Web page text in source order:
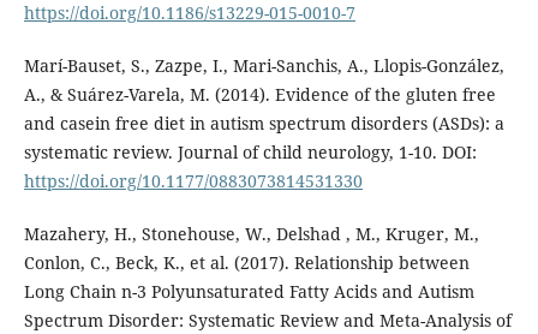
https://doi.org/10.1186/s13229-015-0010-7
Marí-Bauset, S., Zazpe, I., Mari-Sanchis, A., Llopis-González,
A., & Suárez-Varela, M. (2014). Evidence of the gluten free
and casein free diet in autism spectrum disorders (ASDs): a
systematic review. Journal of child neurology, 1-10. DOI:
https://doi.org/10.1177/0883073814531330
Mazahery, H., Stonehouse, W., Delshad , M., Kruger, M.,
Conlon, C., Beck, K., et al. (2017). Relationship between
Long Chain n-3 Polyunsaturated Fatty Acids and Autism
Spectrum Disorder: Systematic Review and Meta-Analysis of